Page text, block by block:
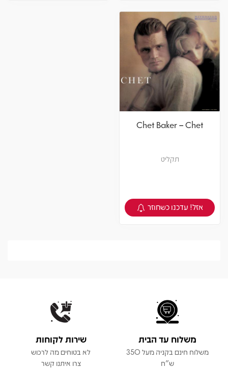
Chet Baker – Chet
תקליט
צפיה במוצר
אזל! עדכנו כשחוזר
משלוח עד הבית
משלוח חינם בקניה מעל 350
ש"ח
שירות לקוחות
לא בטוחים מה לרכוש
צרו איתנו קשר